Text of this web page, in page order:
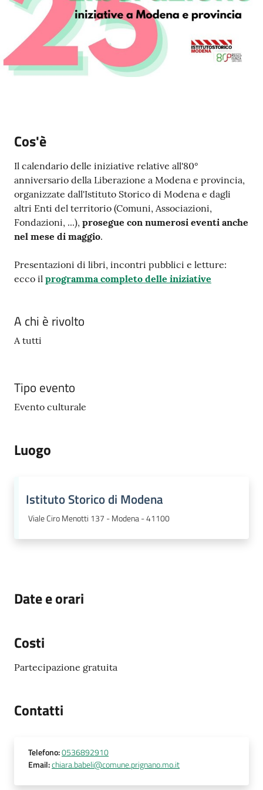
e
p
n
n
t
o
Street
Art
gli
argomenti...
Cos'è
Il calendario delle iniziative relative all'80°
anniversario della Liberazione a Modena e provincia,
organizzate dall'Istituto Storico di Modena e dagli
altri Enti del territorio (Comuni, Associazioni,
Fondazioni, ...), prosegue con numerosi eventi anche
nel mese di maggio.
Presentazioni di libri, incontri pubblici e letture:
ecco il programma completo delle iniziative
A chi è rivolto
A tutti
Tipo evento
Evento culturale
Luogo
Istituto Storico di Modena
Viale Ciro Menotti 137 - Modena - 41100
Date e orari
Costi
Partecipazione gratuita
Contatti
Telefono:0536892910
Email:chiara.babeli@comune.prignano.mo.it